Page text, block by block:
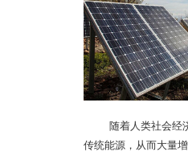
随着人类社会经济
传统能源，从而大量